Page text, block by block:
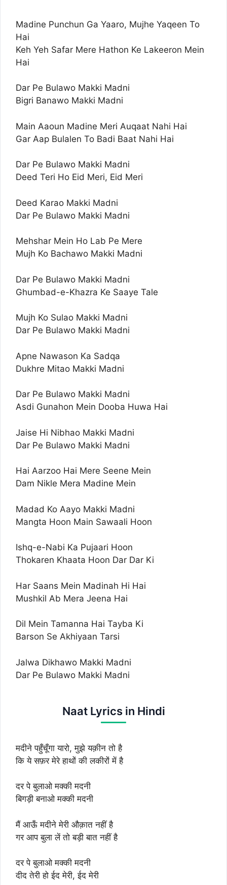
Madine Punchun Ga Yaaro, Mujhe Yaqeen To
Hai
Keh Yeh Safar Mere Hathon Ke Lakeeron Mein
Hai
Dar Pe Bulawo Makki Madni
Bigri Banawo Makki Madni
Main Aaoun Madine Meri Auqaat Nahi Hai
Gar Aap Bulalen To Badi Baat Nahi Hai
Dar Pe Bulawo Makki Madni
Deed Teri Ho Eid Meri, Eid Meri
Deed Karao Makki Madni
Dar Pe Bulawo Makki Madni
Mehshar Mein Ho Lab Pe Mere
Mujh Ko Bachawo Makki Madni
Dar Pe Bulawo Makki Madni
Ghumbad-e-Khazra Ke Saaye Tale
Mujh Ko Sulao Makki Madni
Dar Pe Bulawo Makki Madni
Apne Nawason Ka Sadqa
Dukhre Mitao Makki Madni
Dar Pe Bulawo Makki Madni
Asdi Gunahon Mein Dooba Huwa Hai
Jaise Hi Nibhao Makki Madni
Dar Pe Bulawo Makki Madni
Hai Aarzoo Hai Mere Seene Mein
Dam Nikle Mera Madine Mein
Madad Ko Aayo Makki Madni
Mangta Hoon Main Sawaali Hoon
Ishq-e-Nabi Ka Pujaari Hoon
Thokaren Khaata Hoon Dar Dar Ki
Har Saans Mein Madinah Hi Hai
Mushkil Ab Mera Jeena Hai
Dil Mein Tamanna Hai Tayba Ki
Barson Se Akhiyaan Tarsi
Jalwa Dikhawo Makki Madni
Dar Pe Bulawo Makki Madni
Naat Lyrics in Hindi
मदीने पहुँचूँगा यारो, मुझे यक़ीन तो है
कि ये सफ़र मेरे हाथों की लकीरों में है
दर पे बुलाओ मक्की मदनी
बिगड़ी बनाओ मक्की मदनी
मैं आऊँ मदीने मेरी औक़ात नहीं है
गर आप बुला लें तो बड़ी बात नहीं है
दर पे बुलाओ मक्की मदनी
दीद तेरी हो ईद मेरी, ईद मेरी